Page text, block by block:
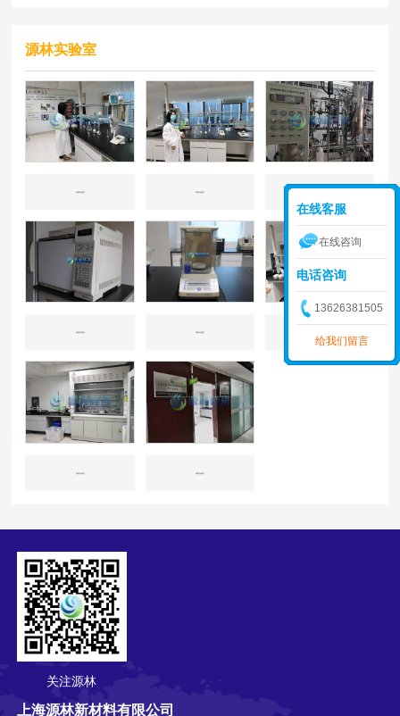
源林实验室
源林实验室 源林实验室
源林实验室 源林实验室
关注源林
上海源林新材料有限公司
在线客服
在线咨询
电话咨询
13626381505
给我们留言